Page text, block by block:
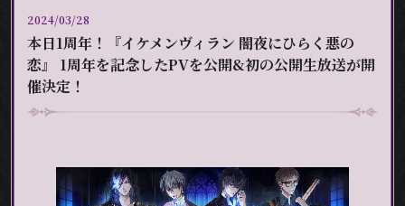
2024/03/28
本日1周年！『イケメンヴィラン 闇夜にひらく悪の
恋』 1周年を記念したPVを公開&初の公開生放送が開
催決定！